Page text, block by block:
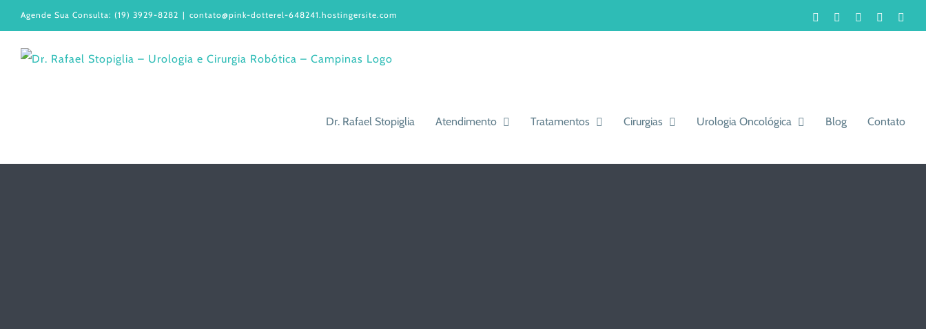
para
Agende Sua Consulta: (19) 3929-8282 | contato@pink-dotterel-648241.hostingersite.com FacebookInstagramLinkedIn
Dr. Rafael Stopiglia Atendimento Tratamentos Cirurgias Urologia Oncológica Blog Contato